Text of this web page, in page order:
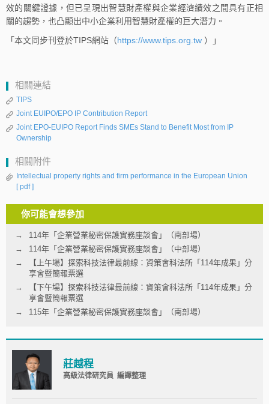
效的關鍵證據，但已呈現出智慧財產權與企業經濟績效之間具有正相
關的趨勢，也凸顯出中小企業利用智慧財產權的巨大潛力。
「本文同步刊登於TIPS網站（https://www.tips.org.tw ）」
相關連結
TIPS
Joint EUIPO/EPO IP Contribution Report
Joint EPO-EUIPO Report Finds SMEs Stand to Benefit Most from IP
Ownership
相關附件
Intellectual property rights and firm performance in the European Union
[ pdf ]
你可能會想參加
114年「企業營業秘密保護實務座談會」（南部場）
114年「企業營業秘密保護實務座談會」（中部場）
【上午場】探索科技法律最前線：資策會科法所「114年成果」分
享會暨簡報票選
【下午場】探索科技法律最前線：資策會科法所「114年成果」分
享會暨簡報票選
115年「企業營業秘密保護實務座談會」（南部場）
莊越程
高級法律研究員 編譯整理